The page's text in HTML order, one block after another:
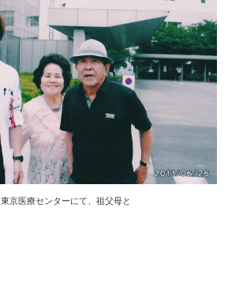
東京医療センターにて、祖父母と